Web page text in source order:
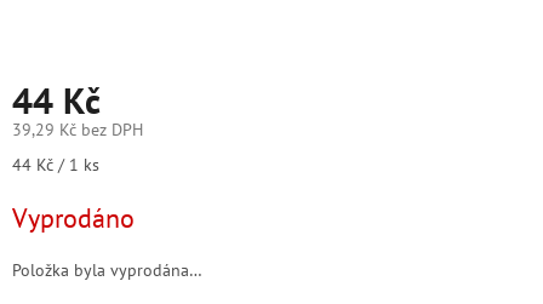
44 Kč
39,29 Kč bez DPH
Měrná
44 Kč / 1 ks
Vyprodáno
Položka byla vyprodána…